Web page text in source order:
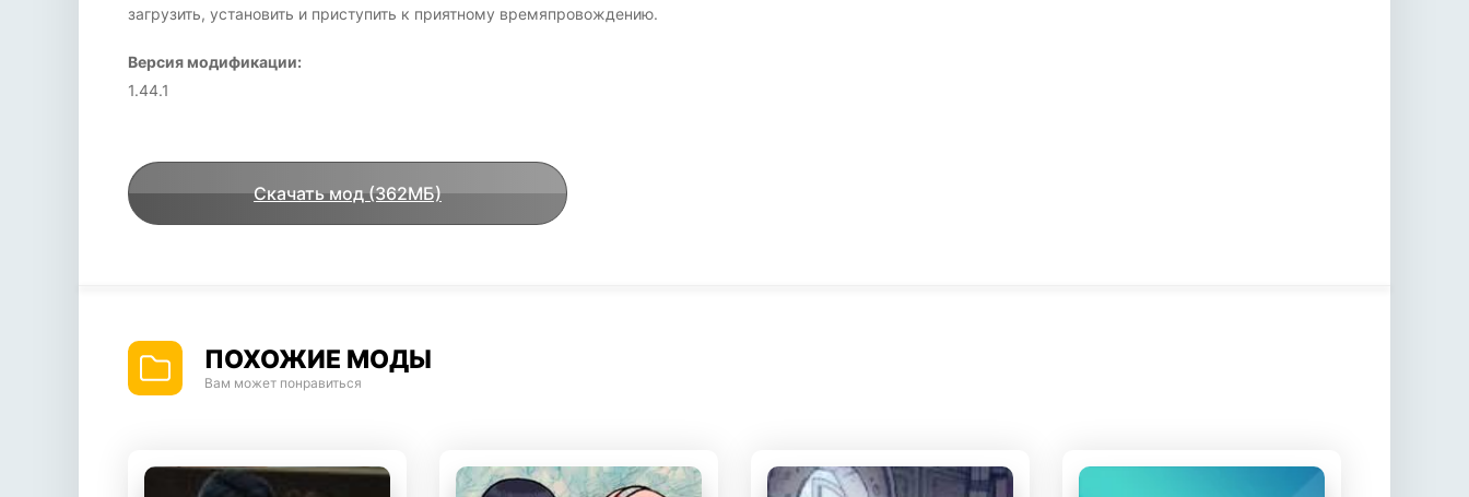
загрузить, установить и приступить к приятному времяпровождению.
Версия модификации:
1.44.1
Скачать мод (362МБ)
ПОХОЖИЕ МОДЫ
Вам может понравиться